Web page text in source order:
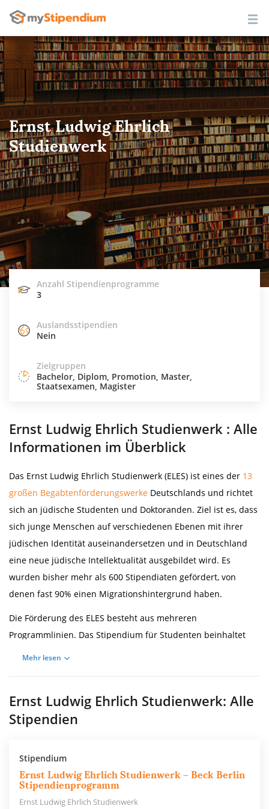
Ernst Ludwig Ehrlich
Studienwerk
Anzahl Stipendienprogramme
3
Auslandsstipendien
Nein
Zielgruppen
Bachelor, Diplom, Promotion, Master,
Staatsexamen, Magister
Ernst Ludwig Ehrlich Studienwerk : Alle
Informationen im Überblick
Das Ernst Ludwig Ehrlich Studienwerk (ELES) ist eines der 13
großen Begabtenförderungswerke Deutschlands und richtet
sich an jüdische Studenten und Doktoranden. Ziel ist es, dass
sich junge Menschen auf verschiedenen Ebenen mit ihrer
jüdischen Identität auseinandersetzen und in Deutschland
eine neue jüdische Intellektualität ausgebildet wird. Es
wurden bisher mehr als 600 Stipendiaten gefördert, von
denen fast 90% einen Migrationshintergrund haben.
Die Förderung des ELES besteht aus mehreren
Programmlinien. Das Stipendium für Studenten beinhaltet
1.450 €.
Dem Ernst Ludwig Ehrlich Studienwerk ist wichtig, dass die
engagieren
gute Noten haben
Mehr lesen
Ernst Ludwig Ehrlich Studienwerk: Alle
Stipendien
Stipendium
Ernst Ludwig Ehrlich Studienwerk – Beck Berlin
Stipendienprogramm
Ernst Ludwig Ehrlich Studienwerk